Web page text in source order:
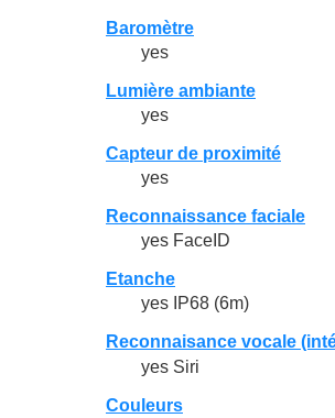
Baromètre
yes
Lumière ambiante
yes
Capteur de proximité
yes
Reconnaissance faciale
yes FaceID
Etanche
yes IP68 (6m)
Reconnaisance vocale
yes Siri
Couleurs